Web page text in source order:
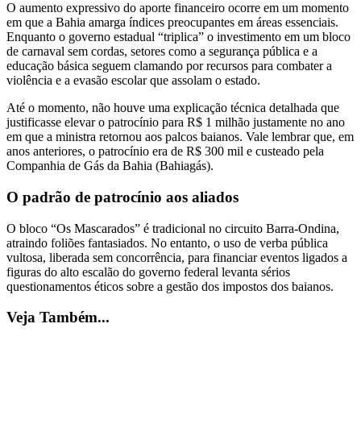
O aumento expressivo do aporte financeiro ocorre em um momento
em que a Bahia amarga índices preocupantes em áreas essenciais.
Enquanto o governo estadual “triplica” o investimento em um bloco
de carnaval sem cordas, setores como a segurança pública e a
educação básica seguem clamando por recursos para combater a
violência e a evasão escolar que assolam o estado.
Até o momento, não houve uma explicação técnica detalhada que
justificasse elevar o patrocínio para R$ 1 milhão justamente no ano
em que a ministra retornou aos palcos baianos. Vale lembrar que, em
anos anteriores, o patrocínio era de R$ 300 mil e custeado pela
Companhia de Gás da Bahia (Bahiagás).
O padrão de patrocínio aos aliados
O bloco “Os Mascarados” é tradicional no circuito Barra-Ondina,
atraindo foliões fantasiados. No entanto, o uso de verba pública
vultosa, liberada sem concorrência, para financiar eventos ligados a
figuras do alto escalão do governo federal levanta sérios
questionamentos éticos sobre a gestão dos impostos dos baianos.
Veja Também...